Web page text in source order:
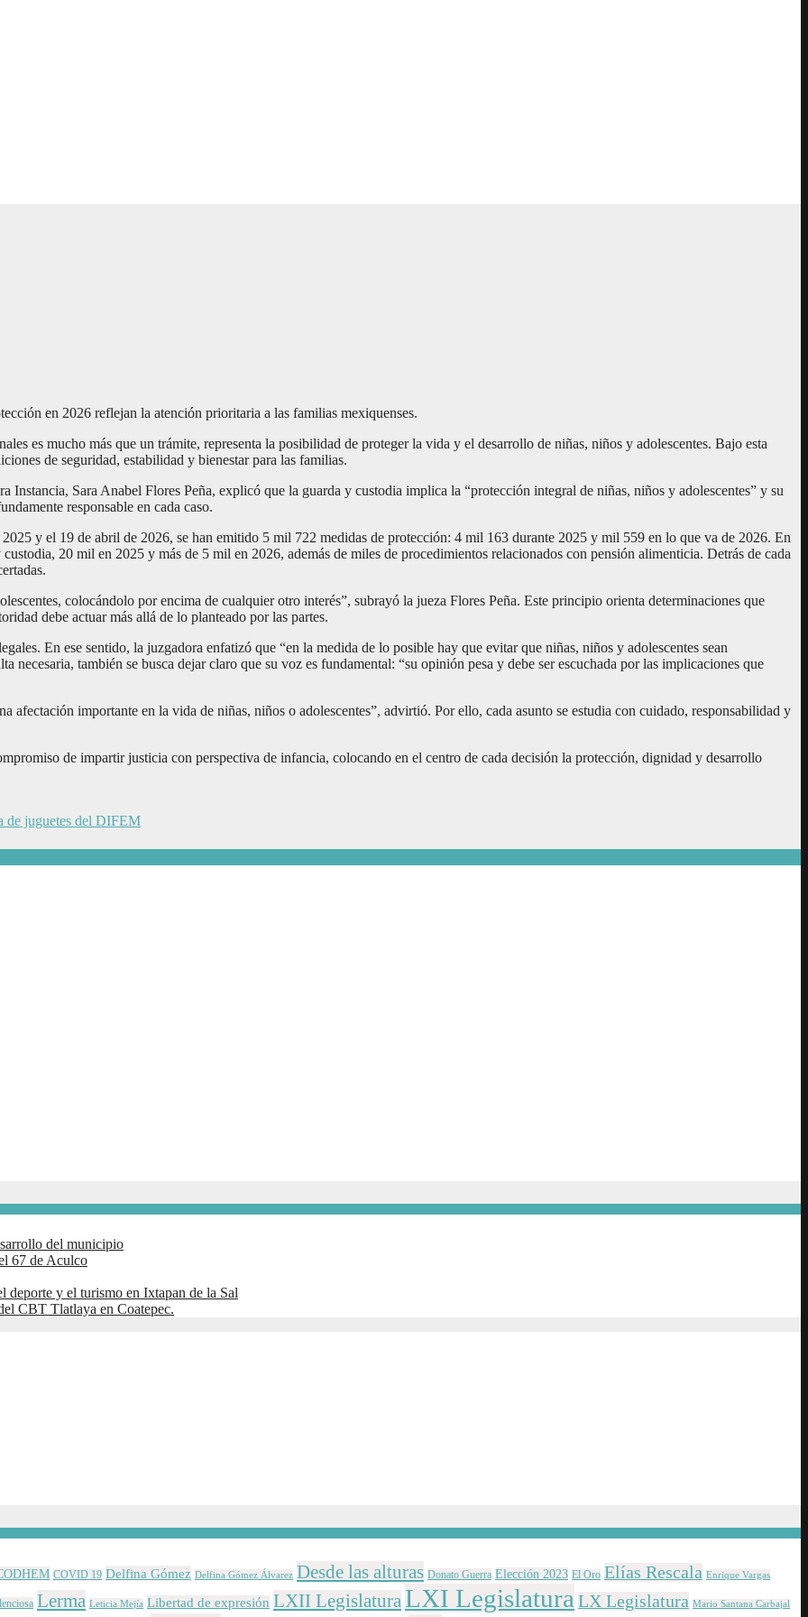
en 2026 reflejan la atención prioritaria a las familias mexiquenses.
es mucho más que un trámite, representa la posibilidad de proteger la vida y el desarrollo de niñas, niños y adolescentes. Bajo esta
de seguridad, estabilidad y bienestar para las familias.
Instancia, Sara Anabel Flores Peña, explicó que la guarda y custodia implica la “protección integral de niñas, niños y adolescentes” y su
responsable en cada caso.
y el 19 de abril de 2026, se han emitido 5 mil 722 medidas de protección: 4 mil 163 durante 2025 y mil 559 en lo que va de 2026. En
20 mil en 2025 y más de 5 mil en 2026, además de miles de procedimientos relacionados con pensión alimenticia. Detrás de cada
colocándolo por encima de cualquier otro interés”, subrayó la jueza Flores Peña. Este principio orienta determinaciones que
debe actuar más allá de lo planteado por las partes.
En ese sentido, la juzgadora enfatizó que “en la medida de lo posible hay que evitar que niñas, niños y adolescentes sean
también se busca dejar claro que su voz es fundamental: “su opinión pesa y debe ser escuchada por las implicaciones que
afectación importante en la vida de niñas, niños o adolescentes”, advirtió. Por ello, cada asunto se estudia con cuidado, responsabilidad y
de impartir justicia con perspectiva de infancia, colocando en el centro de cada decisión la protección, dignidad y desarrollo
de juguetes del DIFEM
del municipio
67 de Aculco
deporte y el turismo en Ixtapan de la Sal
CBT Tlatlaya en Coatepec.
COVID 19 Delfina Gómez Delfina Gómez Álvarez Desde las alturas Donato Guerra Elección 2023 El Oro Elías Rescala Enrique Vargas
Lerma Leticia Mejía Libertad de expresión LXII Legislatura LXI LegislaturaLX Legislatura Mario Santana Carbajal